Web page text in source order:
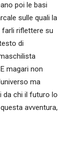
poi le basi
sulle quali la
riflettere su
di
magari non
ma
da chi il futuro lo
avventura,